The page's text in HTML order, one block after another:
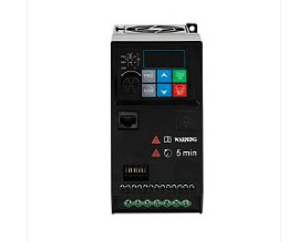
В корзину
Купить в 1 клик Сравнение
В избранное